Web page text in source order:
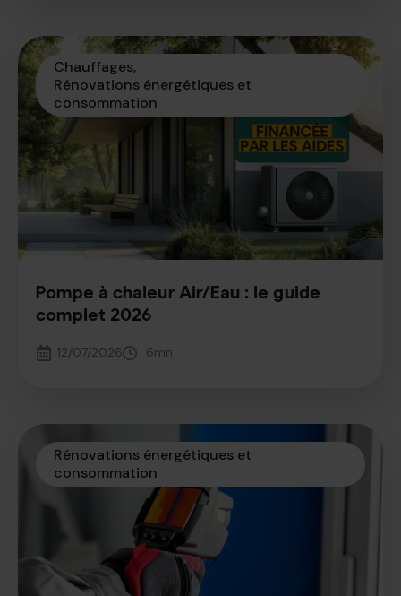
Chauffages
Rénovations énergétiques et
consommation
Pompe à chaleur Air/Eau : le guide
complet 2026
12/07/2026 6mn
Rénovations énergétiques et
consommation